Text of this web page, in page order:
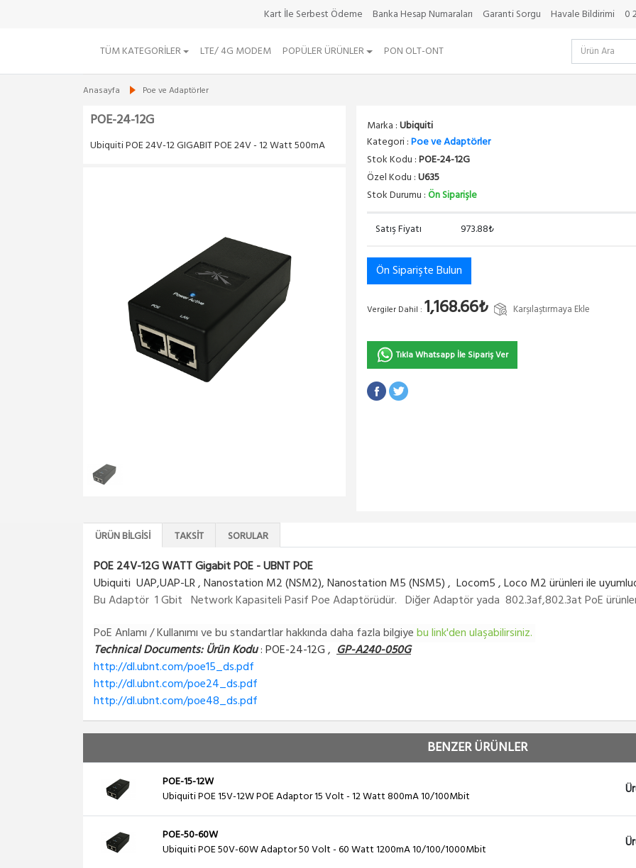
Kart İle Serbest Ödeme Banka Hesap Numaraları Garanti Sorgu Havale Bildirimi 0
TÜM KATEGORILER LTE/ 4G MODEM POPÜLER ÜRÜNLER PON OLT-ONT
Anasayfa Poe ve Adaptörler
POE-24-12G
Ubiquiti POE 24V-12 GIGABIT POE 24V - 12 Watt 500mA
Marka :Ubiquiti
Kategori :Poe ve Adaptörler
Stok Kodu :POE-24-12G
Özel Kodu :U635
Stok Durumu :Ön Siparişle
Satış Fiyatı 973.88₺
Ön Siparişte Bulun
Vergiler Dahil : 1,168.66₺ Karşılaştırmaya Ekle
Tıkla Whatsapp İle Sipariş Ver
ÜRÜN BILGISI TAKSIT SORULAR
POE 24V-12G WATT Gigabit POE - UBNT POE
Ubiquiti UAP,UAP-LR , Nanostation M2 (NSM2), Nanostation M5 (NSM5) , Locom5 , Loco M2 ürünleri ile
Bu Adaptör 1 Gbit Network Kapasiteli Pasif Poe Adaptörüdür. Diğer Adaptör yada 802.3af,802.3at PoE
PoE Anlamı / Kullanımı ve bu standartlar hakkında daha fazla bilgiyebu link'den ulaşabilirsiniz.
Technical Documents: Ürün Kodu: POE-24-12G , GP-A240-050G
http://dl.ubnt.com/poe15_ds.pdf
http://dl.ubnt.com/poe24_ds.pdf
http://dl.ubnt.com/poe48_ds.pdf
BENZER ÜRÜNLER
POE-15-12W
Ubiquiti POE 15V-12W POE Adaptor 15 Volt - 12 Watt 800mA 10/100Mbit
POE-50-60W
Ubiquiti POE 50V-60W Adaptor 50 Volt - 60 Watt 1200mA 10/100/1000Mbit